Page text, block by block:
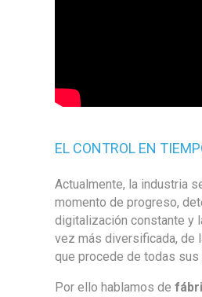
EL CONTROL EN
Actualmente, la industria
momento de progreso,
digitalización constante y
vez más diversificada, de
que procede de todas sus
Por ello hablamos de